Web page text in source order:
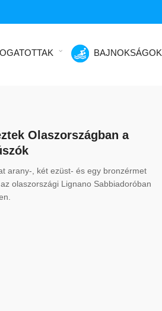
BAJNOKSÁGOK
Olaszországban a
arany-, két ezüst- és egy bronzérmet
olaszországi Lignano Sabbiadoróban